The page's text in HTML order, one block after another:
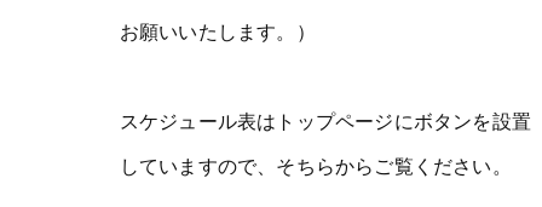
お願いいたします。）
スケジュール表はトップページにボタンを設置
していますので、そちらからご覧ください。